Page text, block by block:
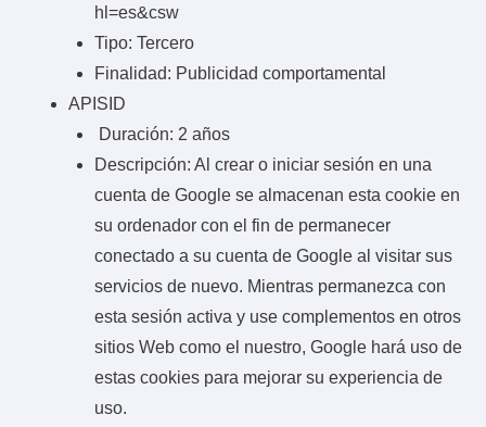
hl=es&csw
Tipo: Tercero
Finalidad: Publicidad comportamental
APISID
Duración: 2 años
Descripción: Al crear o iniciar sesión en una
cuenta de Google se almacenan esta cookie en
su ordenador con el fin de permanecer
conectado a su cuenta de Google al visitar sus
servicios de nuevo. Mientras permanezca con
esta sesión activa y use complementos en otros
sitios Web como el nuestro, Google hará uso de
estas cookies para mejorar su experiencia de
uso.